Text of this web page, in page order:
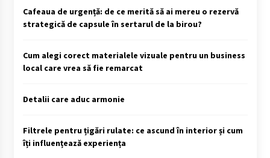
Cafeaua de urgență: de ce merită să ai mereu o rezervă
strategică de capsule în sertarul de la birou?
Cum alegi corect materialele vizuale pentru un business
local care vrea să fie remarcat
Detalii care aduc armonie
Filtrele pentru țigări rulate: ce ascund în interior și cum
îți influențează experiența